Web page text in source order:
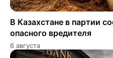
В Казахстане в партии
опасного вредителя
6 августа